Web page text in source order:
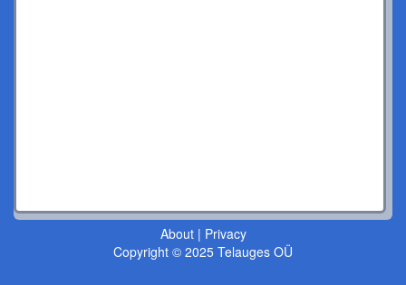
About| Privacy
Copyright © 2025 Telauges OÜ